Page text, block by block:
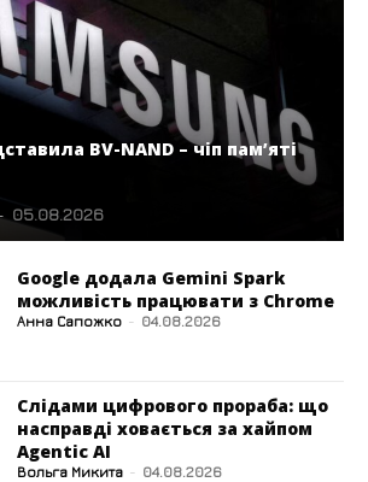
BV-NAND – чіп пам’яті
05.08.2026
Google додала Gemini Spark
можливість працювати з Chrome
Анна Сапожко - 04.08.2026
Слідами цифрового прораба: що
насправді ховається за хайпом
Agentic AI
Вольга Микита - 04.08.2026